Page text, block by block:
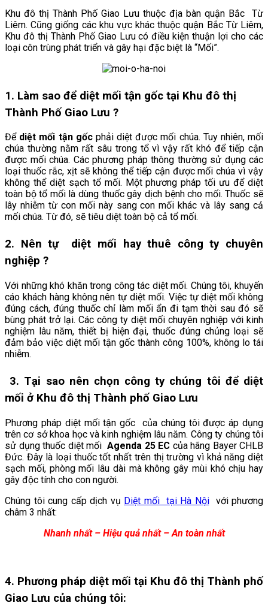
Khu đô thị Thành Phố Giao Lưu thuộc địa bàn quận Bắc Từ
Liêm. Cũng giống các khu vực khác thuộc quận Bắc Từ Liêm,
Khu đô thị Thành Phố Giao Lưu có điều kiện thuận lợi cho các
loại côn trùng phát triển và gây hại đặc biệt là “Mối”.
1. Làm sao để diệt mối tận gốc tại Khu đô thị
Thành Phố Giao Lưu ?
Để diệt mối tận gốcphải diệt được mối chúa. Tuy nhiên, mối
chúa thường nằm rất sâu trong tổ vì vậy rất khó để tiếp cận
được mối chúa. Các phương pháp thông thường sử dụng các
loại thuốc rắc, xịt sẽ không thể tiếp cận được mối chúa vì vậy
không thể diệt sạch tổ mối. Một phương pháp tối ưu để diệt
toàn bộ tổ mối là dùng thuốc gây dịch bệnh cho mối. Thuốc sẽ
lây nhiễm từ con mối này sang con mối khác và lây sang cả
mối chúa. Từ đó, sẽ tiêu diệt toàn bộ cả tổ mối.
2. Nên tự diệt mối hay thuê công ty chuyên
nghiệp ?
Với những khó khăn trong công tác diệt mối. Chúng tôi, khuyến
cáo khách hàng không nên tự diệt mối. Việc tự diệt mối không
đúng cách, đúng thuốc chỉ làm mối ẩn đi tạm thời sau đó sẽ
bùng phát trở lại. Các công ty diệt mối chuyên nghiệp với kinh
nghiệm lâu năm, thiết bị hiện đại, thuốc đúng chủng loại sẽ
đảm bảo việc diệt mối tận gốc thành công 100%, không lo tái
nhiễm.
3. Tại sao nên chọn công ty chúng tôi để diệt
mối ở Khu đô thị Thành phố Giao Lưu
Phương pháp diệt mối tận gốc của chúng tôi được áp dụng
trên cơ sở khoa học và kinh nghiệm lâu năm. Công ty chúng tôi
sử dụng thuốc diệt mối Agenda 25 EC của hãng Bayer CHLB
Đức. Đây là loại thuốc tốt nhất trên thị trường vì khả năng diệt
sạch mối, phòng mối lâu dài mà không gây mùi khó chịu hay
gây độc tính cho con người.
Chúng tôi cung cấp dịch vụ Diệt mối tại Hà Nộivới phương
châm 3 nhất:
Nhanh nhất – Hiệu quả nhất – An toàn nhất
4. Phương pháp diệt mối tại Khu đô thị Thành phố
Giao Lưu của chúng tôi: